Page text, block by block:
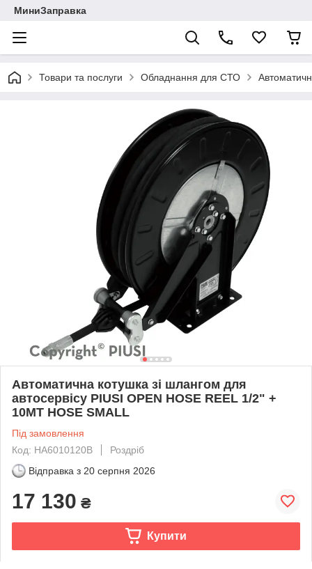
МиниЗаправка
Товари та послуги Обладнання для СТО
Автоматична котушка зі шлангом для
автосервісу PIUSI OPEN HOSE REEL 1/2" +
10MT HOSE SMALL
Під замовлення
Код: HA6010120B
Роздріб
Відправка з 20 серпня 2026
17 130 ₴
Купити